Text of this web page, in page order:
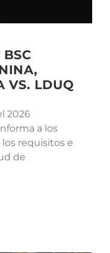
BSC
VS. LDUQ
2026
a los
requisitos e
de